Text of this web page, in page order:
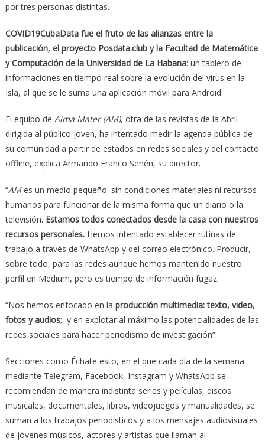
por tres personas distintas.
COVID19CubaData fue el fruto de las alianzas entre la
publicación, el proyecto Posdata.club y la Facultad de Matemática
y Computación de la Universidad de La Habana: un tablero de
informaciones en tiempo real sobre la evolución del virus en la
Isla, al que se le suma una aplicación móvil para Android.
El equipo de Alma Mater (AM), otra de las revistas de la Abril
dirigida al público joven, ha intentado medir la agenda pública de
su comunidad a partir de estados en redes sociales y del contacto
offline, explica Armando Franco Senén, su director.
“AMes un medio pequeño: sin condiciones materiales ni recursos
humanos para funcionar de la misma forma que un diario o la
televisión. Estamos todos conectados desde la casa con nuestros
recursos personales.Hemos intentado establecer rutinas de
trabajo a través de WhatsApp y del correo electrónico. Producir,
sobre todo, para las redes aunque hemos mantenido nuestro
perfil en Medium, pero es tiempo de información fugaz.
“Nos hemos enfocado en la producción multimedia: texto, video,
fotos y audios; y en explotar al máximo las potencialidades de las
redes sociales para hacer periodismo de investigación”.
Secciones como Échate esto, en el que cada día de la semana
mediante Telegram, Facebook, Instagram y WhatsApp se
recomiendan de manera indistinta series y películas, discos
musicales, documentales, libros, videojuegos y manualidades, se
suman a los trabajos periodísticos y a los mensajes audiovisuales
de jóvenes músicos, actores y artistas que llaman al